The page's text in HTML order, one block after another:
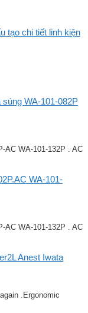
tạo chi tiết linh kiện
WA-101-082P
AC WA-101-132P . AC
WA-101-
AC WA-101-132P . AC
Anest Iwata
.Ergonomic